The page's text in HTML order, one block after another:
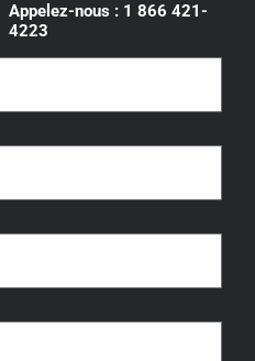
Appelez-nous : 1 866 421-
4223